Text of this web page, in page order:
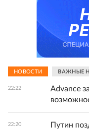
НОВОСТИ ВАЖНЫЕ
22:22
Advance
22:20
Путин